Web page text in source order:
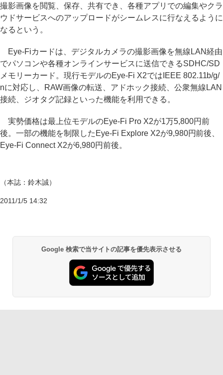
撮影画像を閲覧、保存、共有でき、各種アプリでの編集やクラ
ウドサービスへのアップロードがシームレスに行なえるように
なるという。
Eye-Fiカードは、デジタルカメラの撮影画像を無線LAN経由
でパソコンや各種オンラインサービスに送信できるSDHC/SD
メモリーカード。現行モデルのEye-Fi X2ではIEEE 802.11b/g/
nに対応し、RAW画像の転送、アドホック接続、公衆無線LAN
接続、ジオタグ記録といった機能を利用できる。
実勢価格は最上位モデルのEye-Fi Pro X2が1万5,800円前
後。一部の機能を制限したEye-Fi Explore X2が9,980円前後、
Eye-Fi Connect X2が6,980円前後。
（本誌：鈴木誠）
2011/1/5 14:32
Google 検索で当サイトの記事を優先表示させる